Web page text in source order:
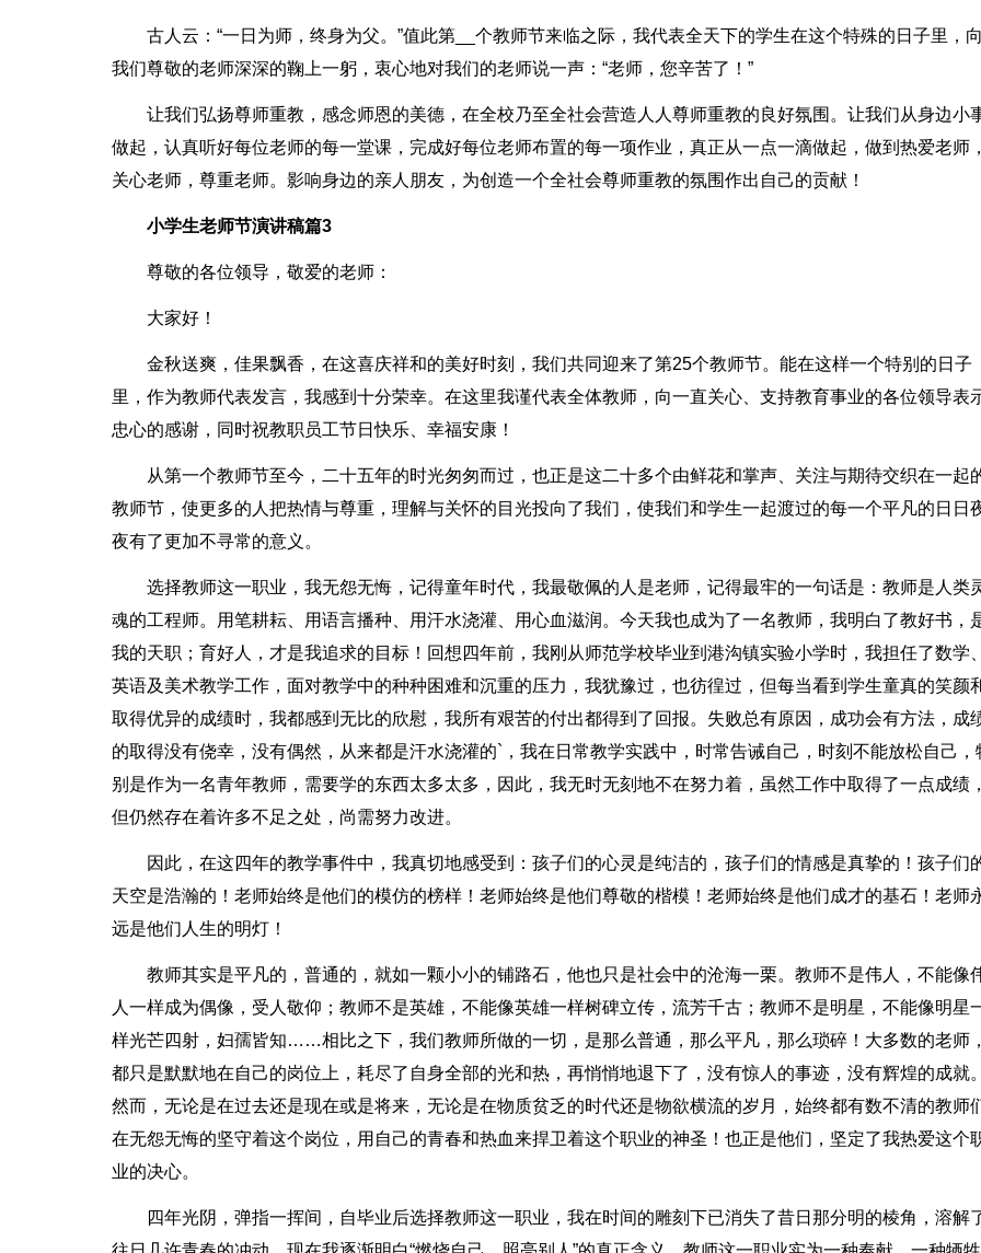
古人云：“一日为师，终身为父。”值此第__个教师节来临之际，我代表全天下的学生在这个特殊的日子里，向
我们尊敬的老师深深的鞠上一躬，衷心地对我们的老师说一声：“老师，您辛苦了！”
让我们弘扬尊师重教，感念师恩的美德，在全校乃至全社会营造人人尊师重教的良好氛围。让我们从身边小
做起，认真听好每位老师的每一堂课，完成好每位老师布置的每一项作业，真正从一点一滴做起，做到热爱老师，
关心老师，尊重老师。影响身边的亲人朋友，为创造一个全社会尊师重教的氛围作出自己的贡献！
小学生老师节演讲稿篇3
尊敬的各位领导，敬爱的老师：
大家好！
金秋送爽，佳果飘香，在这喜庆祥和的美好时刻，我们共同迎来了第25个教师节。能在这样一个特别的日子
里，作为教师代表发言，我感到十分荣幸。在这里我谨代表全体教师，向一直关心、支持教育事业的各位领导表
忠心的感谢，同时祝教职员工节日快乐、幸福安康！
从第一个教师节至今，二十五年的时光匆匆而过，也正是这二十多个由鲜花和掌声、关注与期待交织在一起
教师节，使更多的人把热情与尊重，理解与关怀的目光投向了我们，使我们和学生一起渡过的每一个平凡的日日
夜有了更加不寻常的意义。
选择教师这一职业，我无怨无悔，记得童年时代，我最敬佩的人是老师，记得最牢的一句话是：教师是人类
魂的工程师。用笔耕耘、用语言播种、用汗水浇灌、用心血滋润。今天我也成为了一名教师，我明白了教好书，
我的天职；育好人，才是我追求的目标！回想四年前，我刚从师范学校毕业到港沟镇实验小学时，我担任了数学、
英语及美术教学工作，面对教学中的种种困难和沉重的压力，我犹豫过，也彷徨过，但每当看到学生童真的笑颜
取得优异的成绩时，我都感到无比的欣慰，我所有艰苦的付出都得到了回报。失败总有原因，成功会有方法，成
的取得没有侥幸，没有偶然，从来都是汗水浇灌的`，我在日常教学实践中，时常告诫自己，时刻不能放松自己，
别是作为一名青年教师，需要学的东西太多太多，因此，我无时无刻地不在努力着，虽然工作中取得了一点成绩，
但仍然存在着许多不足之处，尚需努力改进。
因此，在这四年的教学事件中，我真切地感受到：孩子们的心灵是纯洁的，孩子们的情感是真挚的！孩子们
天空是浩瀚的！老师始终是他们的模仿的榜样！老师始终是他们尊敬的楷模！老师始终是他们成才的基石！老师
远是他们人生的明灯！
教师其实是平凡的，普通的，就如一颗小小的铺路石，他也只是社会中的沧海一栗。教师不是伟人，不能像
人一样成为偶像，受人敬仰；教师不是英雄，不能像英雄一样树碑立传，流芳千古；教师不是明星，不能像明星
样光芒四射，妇孺皆知……相比之下，我们教师所做的一切，是那么普通，那么平凡，那么琐碎！大多数的老师，
都只是默默地在自己的岗位上，耗尽了自身全部的光和热，再悄悄地退下了，没有惊人的事迹，没有辉煌的成就。
然而，无论是在过去还是现在或是将来，无论是在物质贫乏的时代还是物欲横流的岁月，始终都有数不清的教师
在无怨无悔的坚守着这个岗位，用自己的青春和热血来捍卫着这个职业的神圣！也正是他们，坚定了我热爱这个
业的决心。
四年光阴，弹指一挥间，自毕业后选择教师这一职业，我在时间的雕刻下已消失了昔日那分明的棱角，溶解